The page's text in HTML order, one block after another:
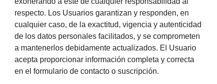
respecto. Los Usuarios garantizan y responden, en
cualquier caso, de la exactitud, vigencia y autenticidad
de los datos personales facilitados, y se comprometen
a mantenerlos debidamente actualizados. El Usuario
acepta proporcionar información completa y correcta
en el formulario de contacto o suscripción.